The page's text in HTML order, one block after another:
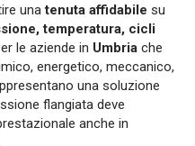
unatenuta affidabile su
temperatura, cicli
le aziende in Umbria che
energetico, meccanico,
una soluzione
flangiata deve
anche in